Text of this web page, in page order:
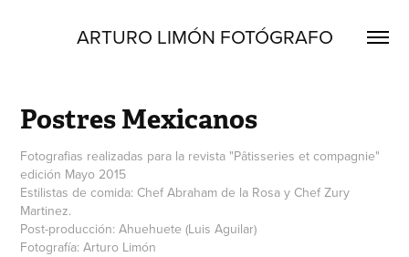
ARTURO LIMÓN FOTÓGRAFO
Postres Mexicanos
Fotografias realizadas para la revista "Pâtisseries et compagnie"
edición Mayo 2015
Estilistas de comida: Chef Abraham de la Rosa y Chef Zury
Martinez.
Post-producción: Ahuehuete (Luis Aguilar)
Fotografía: Arturo Limón